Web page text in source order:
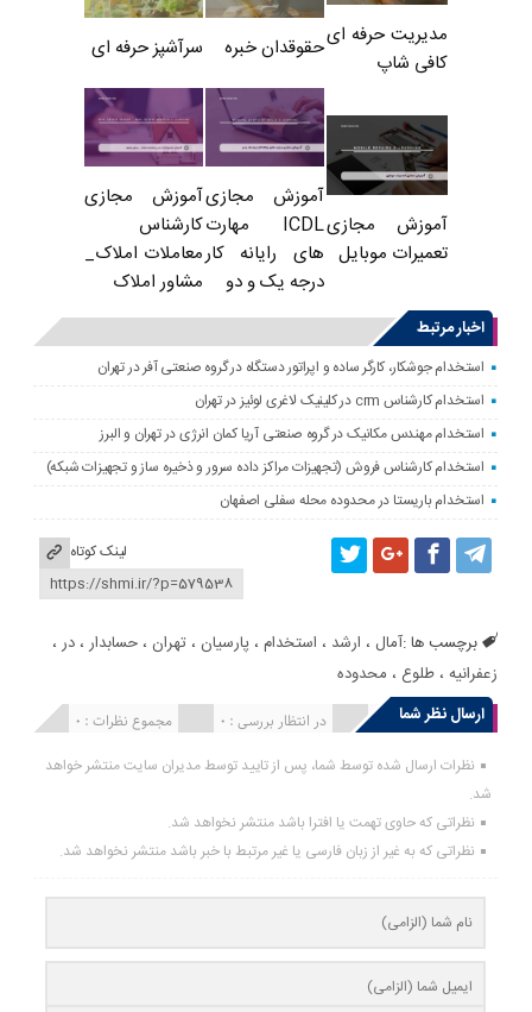
مدیریت حرفه ای
کافی شاپ
حقوقدان خبره سرآشپز حرفه ای
آموزش مجازی
تعمیرات موبایل
آموزش مجازی
ICDL مهارت
های رایانه کار
درجه یک و دو
آموزش مجازی
کارشناس
معاملات املاک_
مشاور املاک
اخبار مرتبط
استخدام جوشکار، کارگر ساده و اپراتور دستگاه در گروه صنعتی آفر در تهران
استخدام کارشناس crm در کلینیک لاغری لوئیز در تهران
استخدام مهندس مکانیک در گروه صنعتی آریا کمان انرژی در تهران و البرز
استخدام کارشناس فروش (تجهیزات مراکز داده سرور و ذخیره ساز و تجهیزات شبکه)
استخدام باریستا در محدوده محله سفلی اصفهان
لینک کوتاه
برچسب ها :آمال ، ارشد ، استخدام ،پارسیان ،تهران ،حسابدار ،در ،
زعفرانیه ،طلوع ، محدوده
ارسال نظر شما
مجموع نظرات : 0 در انتظار بررسی : 0 انتشار یافته : 0
نظرات ارسال شده توسط شما، پس از تایید توسط مدیران سایت منتشر خواهد
شد.
نظراتی که حاوی تهمت یا افترا باشد منتشر نخواهد شد.
نظراتی که به غیر از زبان فارسی یا غیر مرتبط با خبر باشد منتشر نخواهد شد.